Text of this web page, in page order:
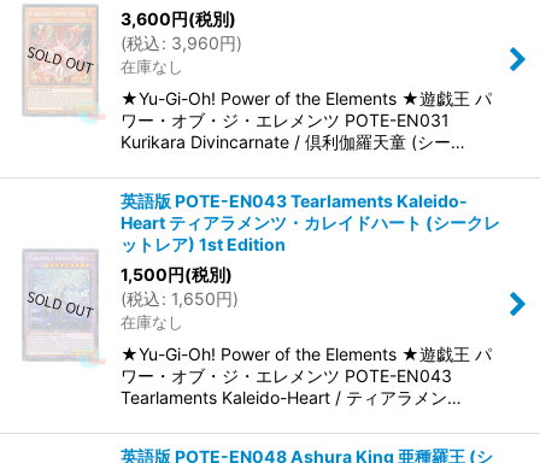
3,600円(税別)
(税込: 3,960円)
在庫なし
★Yu-Gi-Oh! Power of the Elements ★遊戯王 パ
ワー・オブ・ジ・エレメンツ POTE-EN031
Kurikara Divincarnate / 倶利伽羅天童 (シー…
英語版 POTE-EN043 Tearlaments Kaleido-
Heart ティアラメンツ・カレイドハート (シークレ
ットレア) 1st Edition
1,500円(税別)
(税込: 1,650円)
在庫なし
★Yu-Gi-Oh! Power of the Elements ★遊戯王 パ
ワー・オブ・ジ・エレメンツ POTE-EN043
Tearlaments Kaleido-Heart / ティアラメン…
英語版 POTE-EN048 Ashura King 亜種羅王 (シ